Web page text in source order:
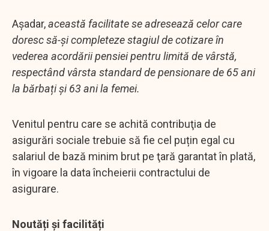
Așadar,această facilitate se adresează celor care
doresc să-și completeze stagiul de cotizare în
vederea acordării pensiei pentru limită de vârstă,
respectând vârsta standard de pensionare de 65 ani
la bărbați și 63 ani la femei.
Venitul pentru care se achită contribuţia de
asigurări sociale trebuie să fie cel puțin egal cu
salariul de bază minim brut pe ţară garantat în plată,
în vigoare la data încheierii contractului de
asigurare.
Noutăți și facilități